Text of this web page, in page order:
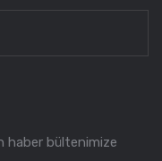
haber bültenimize